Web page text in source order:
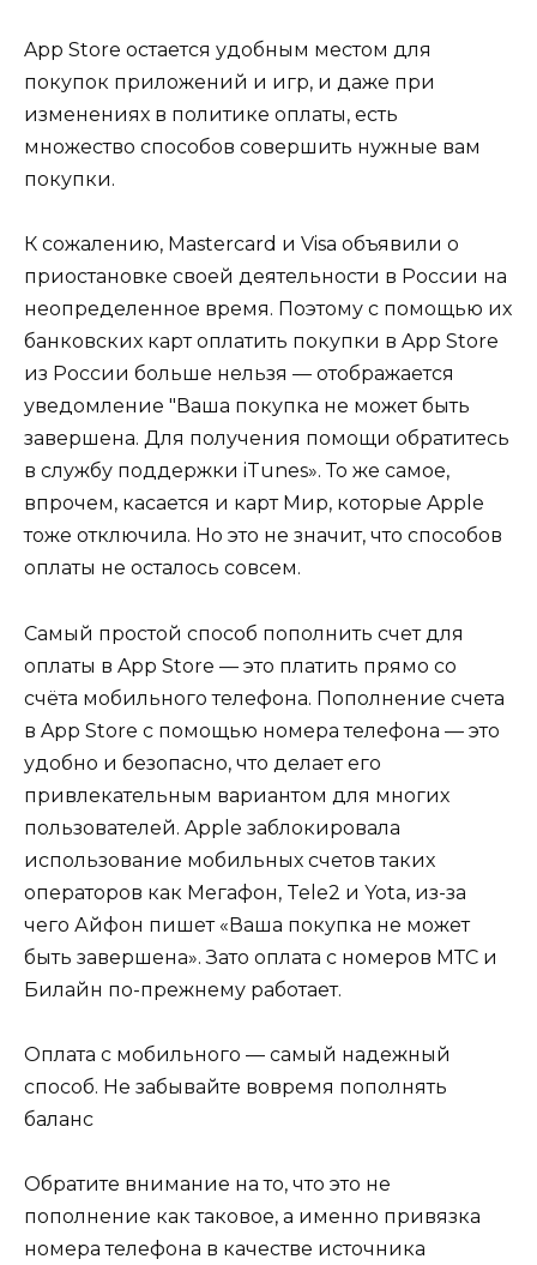
App Store остается удобным местом для
покупок приложений и игр, и даже при
изменениях в политике оплаты, есть
множество способов совершить нужные вам
покупки.
К сожалению, Mastercard и Visa объявили о
приостановке своей деятельности в России на
неопределенное время. Поэтому с помощью их
банковских карт оплатить покупки в App Store
из России больше нельзя — отображается
уведомление "Ваша покупка не может быть
завершена. Для получения помощи обратитесь
в службу поддержки iTunes». То же самое,
впрочем, касается и карт Мир, которые Apple
тоже отключила. Но это не значит, что способов
оплаты не осталось совсем.
Самый простой способ пополнить счет для
оплаты в App Store — это платить прямо со
счёта мобильного телефона. Пополнение счета
в App Store с помощью номера телефона — это
удобно и безопасно, что делает его
привлекательным вариантом для многих
пользователей. Apple заблокировала
использование мобильных счетов таких
операторов как Мегафон, Tele2 и Yota, из-за
чего Айфон пишет «Ваша покупка не может
быть завершена». Зато оплата с номеров МТС и
Билайн по-прежнему работает.
Оплата с мобильного — самый надежный
способ. Не забывайте вовремя пополнять
баланс
Обратите внимание на то, что это не
пополнение как таковое, а именно привязка
номера телефона в качестве источника